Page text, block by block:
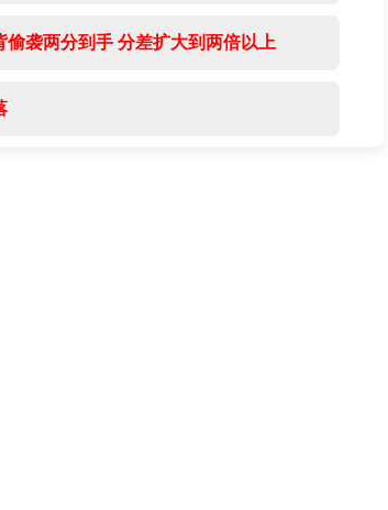
袭两分到手 分差扩大到两倍以上